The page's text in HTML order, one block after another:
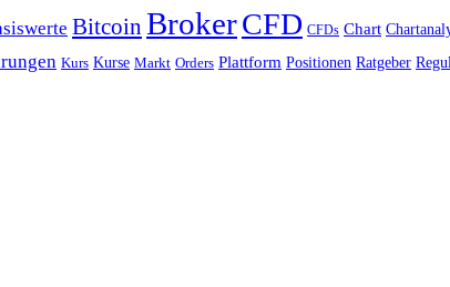
Bitcoin BrokerCFD CFDs Chart
Kurs Kurse Markt Orders Plattform Positionen Ratgeber